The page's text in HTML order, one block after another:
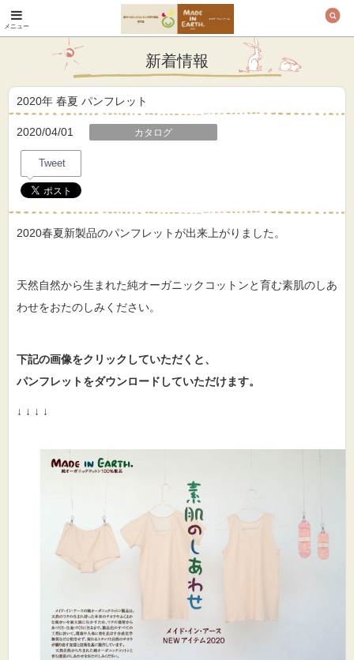
オーガニックコットン
製品と布ナプキン メ
イド・イン・アース
メニュー
新着情報
2020年 春夏 パンフレット
2020/04/01 カタログ
Tweet
2020春夏新製品のパンフレットが出来上がりました。
天然自然から生まれた純オーガニックコットンと育む素肌のしあ
わせをおたのしみください。
下記の画像をクリックしていただくと、
パンフレットをダウンロードしていただけます。
↓ ↓ ↓ ↓